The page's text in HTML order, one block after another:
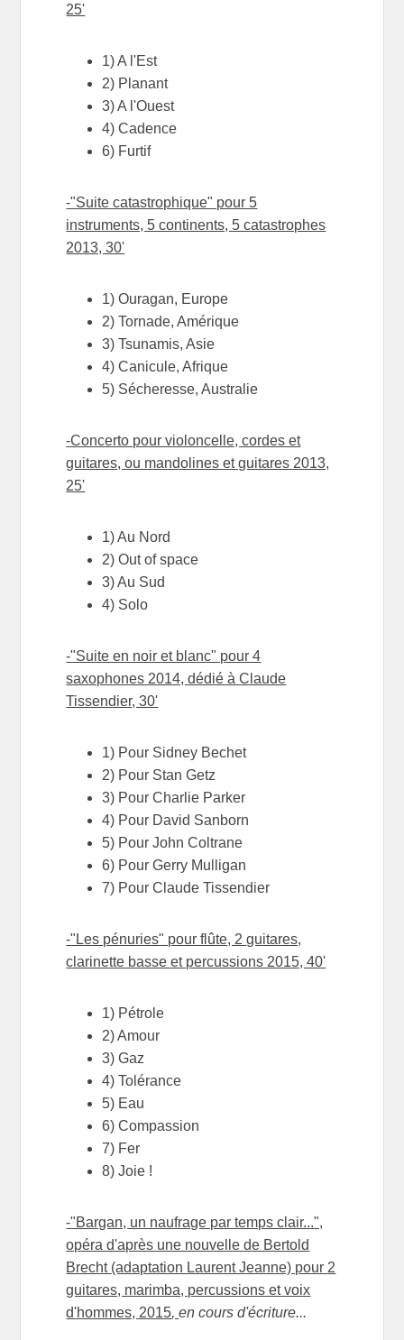
25'
1) A l'Est
2) Planant
3) A l'Ouest
4) Cadence
6) Furtif
-"Suite catastrophique" pour 5
instruments, 5 continents, 5 catastrophes
2013, 30'
1) Ouragan, Europe
2) Tornade, Amérique
3) Tsunamis, Asie
4) Canicule, Afrique
5) Sécheresse, Australie
-Concerto pour violoncelle, cordes et
guitares, ou mandolines et guitares 2013,
25'
1) Au Nord
2) Out of space
3) Au Sud
4) Solo
-"Suite en noir et blanc" pour 4
saxophones 2014, dédié à Claude
Tissendier, 30'
1) Pour Sidney Bechet
2) Pour Stan Getz
3) Pour Charlie Parker
4) Pour David Sanborn
5) Pour John Coltrane
6) Pour Gerry Mulligan
7) Pour Claude Tissendier
-"Les pénuries" pour flûte, 2 guitares,
clarinette basse et percussions 2015, 40'
1) Pétrole
2) Amour
3) Gaz
4) Tolérance
5) Eau
6) Compassion
7) Fer
8) Joie !
-"Bargan, un naufrage par temps clair...",
opéra d'après une nouvelle de Bertold
Brecht (adaptation Laurent Jeanne) pour 2
guitares, marimba, percussions et voix
d'hommes, 2015,en cours d'écriture...